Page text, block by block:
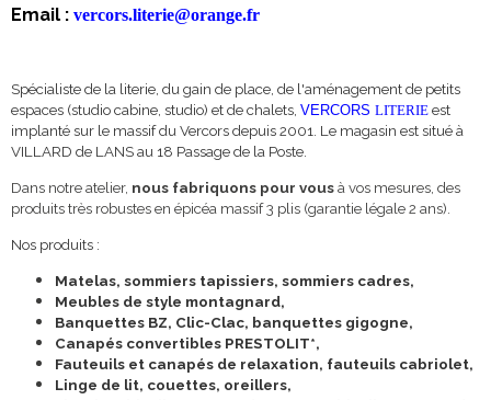
Email : vercors.literie@orange.fr
Spécialistede la literie, du gain de place, de l'aménagementde petits
espaces (studio cabine, studio) et de chalets, VERCORS LITERIE est
implanté sur le massif du Vercorsdepuis2001. Le magasin est situé à
VILLARD de LANS au 18 Passage de la Poste.
Dans notre atelier, nous fabriquons pour vousà vos mesures, des
produits très robustes en épicéa massif 3 plis (garantie légale 2 ans).
Nos produits :
Matelas, sommiers tapissiers, sommiers cadres,
Meubles de style montagnard,
Banquettes BZ, Clic-Clac, banquettes gigogne,
Canapés convertibles PRESTOLIT*,
Fauteuils et canapés de relaxation, fauteuils cabriolet,
Linge de lit, couettes, oreillers,